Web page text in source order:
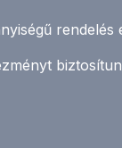
rendelés